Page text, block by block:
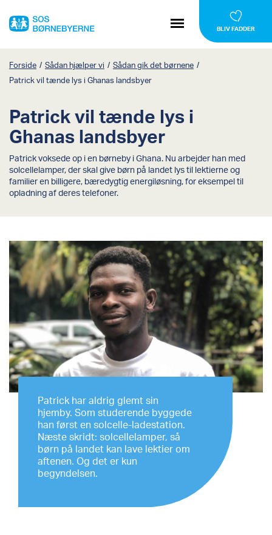
BLIV FADDER
Forside / Sådan hjælper vi / Sådan gik det børnene /
Patrick vil tænde lys i Ghanas landsbyer
Patrick vil tænde lys i
Ghanas landsbyer
Patrick voksede op i en børneby i Ghana. Nu arbejder han med
solcellelamper, der skal give børn på landet lys til lektierne og
familier en billigere, bæredygtig energiløsning, for eksempel til
opladning af deres telefoner.
Patrick har aldrig glemt sin
hjemby. Som studerende byggede
han først en solcelle-ladestation.
Næste skridt: solcellelamper, så
børn på landet kan lave lektier om
aftenen. Og det er kun
begyndelsen.